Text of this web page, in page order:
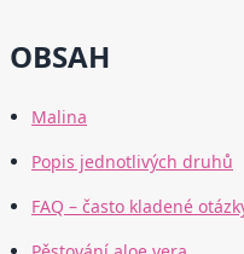
OBSAH
Malina
Popis jednotlivých druhů
FAQ – často kladené